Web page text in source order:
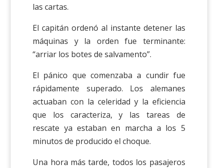
las cartas.
El capitán ordenó al instante detener las
máquinas y la orden fue terminante:
“arriar los botes de salvamento”.
El pánico que comenzaba a cundir fue
rápidamente superado. Los alemanes
actuaban con la celeridad y la eficiencia
que los caracteriza, y las tareas de
rescate ya estaban en marcha a los 5
minutos de producido el choque.
Una hora más tarde, todos los pasajeros